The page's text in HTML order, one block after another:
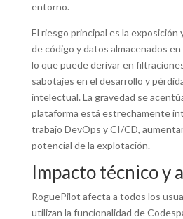
entorno.
El riesgo principal es la
de código y datos almacenados
lo que puede derivar en
sabotajes en el desarrollo y
intelectual. La gravedad se
plataforma está estrechamente
trabajo DevOps y CI/CD,
potencial de la explotación.
Impacto técnico y
RoguePilot afecta a todos los
utilizan la funcionalidad de